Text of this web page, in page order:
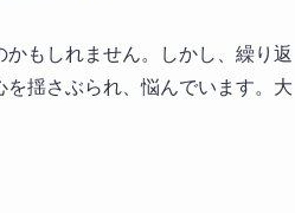
もしれません。しかし、繰り返
揺さぶられ、悩んでいます。大